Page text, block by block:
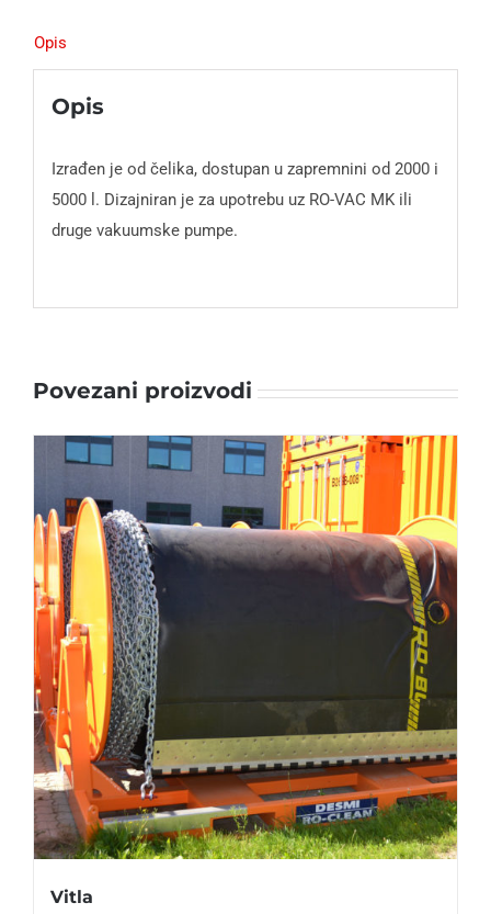
Opis
Opis
Izrađen je od čelika, dostupan u zapremnini od 2000 i
5000 l. Dizajniran je za upotrebu uz RO-VAC MK ili
druge vakuumske pumpe.
Povezani proizvodi
Vitla